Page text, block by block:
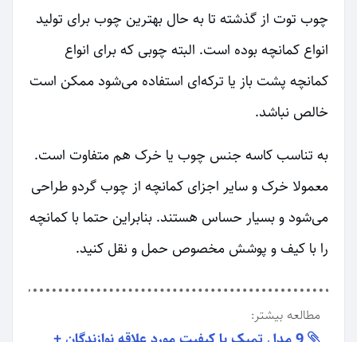
چوب توت از گذشته تا به حال بهترین چوب برای تولید
انواع کمانچه بوده است. البته چوبی که برای انواع
کمانچه پشت باز یا ترکه‌ای استفاده می‌شود ممکن است
خالص نباشد.
به تناسب کاسه جنس چوب یا خرک هم متفاوت است.
معمولا خرک و سایر اجزای کمانچه از چوب گردو طراحی
می‌شود و بسیار حساس هستند. بنابراین حتما با کمانچه
را با کیف و پوشش مخصوص حمل و نقل کنید.
مطالعه بیشتر: